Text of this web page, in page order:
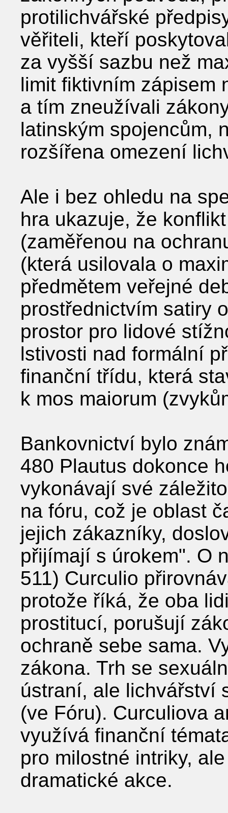
protilichvářské
věřiteli, kteří
za vyšší sazbu než
limit fiktivním zápisem
a tím zneužívali
latinským spojencům,
rozšířena omezení
Ale i bez ohledu na
hra ukazuje, že
(zaměřenou na
(která usilovala o
předmětem veřejné
prostřednictvím satiry
prostor pro lidové
lstivosti nad formální
finanční třídu, která
k mos maiorum
Bankovnictví bylo
480 Plautus dokonce
vykonávají své
na fóru, což je oblast
jejich zákazníky,
přijímají s úrokem". O
511) Curculio
protože říká, že oba
prostitucí, porušují
ochraně sebe sama.
zákona. Trh se
ústraní, ale lichvářství
(ve Fóru). Curculiova
využívá finanční
pro milostné intriky,
dramatické akce.